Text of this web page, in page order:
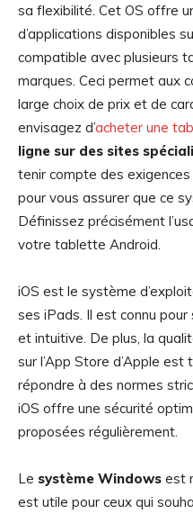
sa flexibilité. Cet OS offre
d’applications disponibles
compatible avec plusieurs
marques. Ceci permet aux
large choix de prix et de
envisagez d’acheter une
ligne sur des sites
tenir compte des
pour vous assurer que ce
Définissez précisément
votre tablette Android.
iOS est le système
ses iPads. Il est connu
et intuitive. De plus, la
sur l’App Store d’Apple
répondre à des normes
iOS offre une sécurité
proposées régulièrement.
Le système Windows est
est utile pour ceux qui